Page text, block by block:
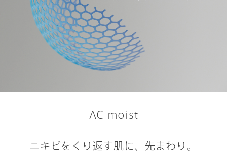
AC moist
ニキビをくり返す肌に、先まわり。